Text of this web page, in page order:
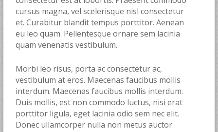
cursus magna, vel scelerisque nisl consectetur
et. Curabitur blandit tempus porttitor. Aenean
eu leo quam. Pellentesque ornare sem lacinia
quam venenatis vestibulum.
Morbi leo risus, porta ac consectetur ac,
vestibulum at eros. Maecenas faucibus mollis
interdum. Maecenas faucibus mollis interdum.
Duis mollis, est non commodo luctus, nisi erat
porttitor ligula, eget lacinia odio sem nec elit.
Donec ullamcorper nulla non metus auctor